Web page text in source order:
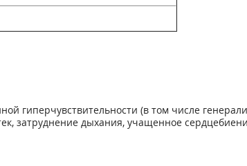
гиперчувствительности (в том числе
затруднение дыхания, учащенное